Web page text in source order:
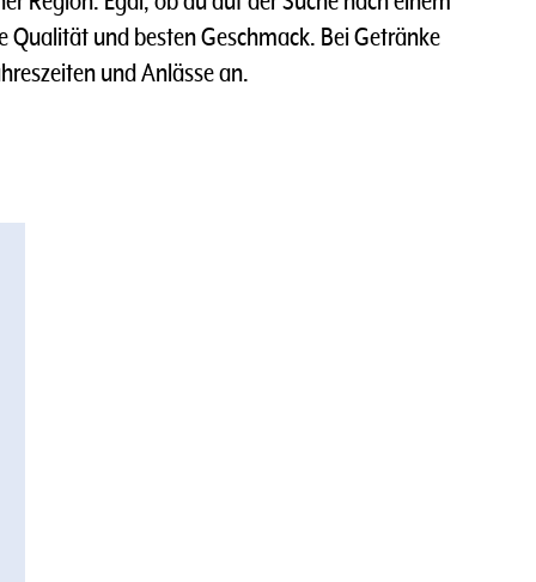
und besten Geschmack. Bei Getränke
und Anlässe an.